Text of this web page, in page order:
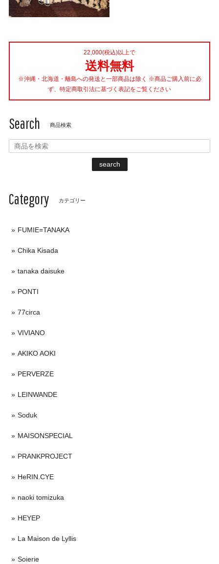
22,000(税込)以上で
送料無料
※沖縄・北海道・離島への発送と一部商品は除く ※商品ご購入前に必
ず、特定商取引法に基づく表記をご覧ください
Search 商品検索
search
Category カテゴリー
FUMIE=TANAKA
Chika Kisada
tanaka daisuke
PONTI
77circa
VIVIANO
AKIKO AOKI
PERVERZE
LEINWANDE
Soduk
MAISONSPECIAL
PRANKPROJECT
HeRIN.CYE
naoki tomizuka
HEYEP
La Maison de Lyllis
Soierie